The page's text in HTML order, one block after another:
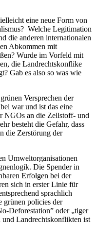
eine neue Form von
Welche Legitimation
die anderen internationalen
Abkommen mit
Wurde im Vorfeld mit
die Landrechtskonflike
Gab es also so was wie
Versprechen der
war und ist das eine
NGOs an die Zellstoff- und
besteht die Gefahr, dass
die Zerstörung der
Umweltorganisationen
Die Spender in
Erfolgen bei der
sich in erster Linie für
sprachlich
grünen policies der
Deforestation” oder „tiger
und Landrechtskonflikten ist